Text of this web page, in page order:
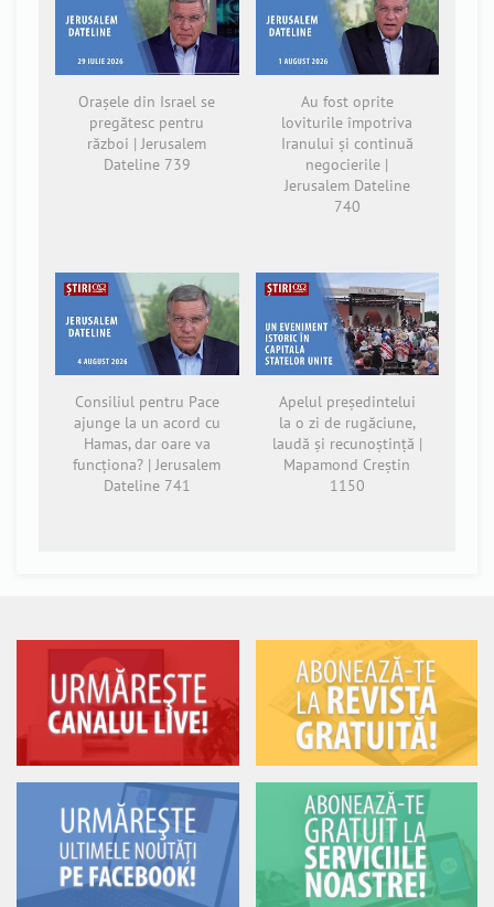
Orașele din Israel se
pregătesc pentru
război | Jerusalem
Dateline 739
Au fost oprite
loviturile împotriva
Iranului și continuă
negocierile |
Jerusalem Dateline
740
Consiliul pentru Pace
ajunge la un acord cu
Hamas, dar oare va
funcționa? | Jerusalem
Dateline 741
Apelul președintelui
la o zi de rugăciune,
laudă și recunoștință |
Mapamond Creștin
1150